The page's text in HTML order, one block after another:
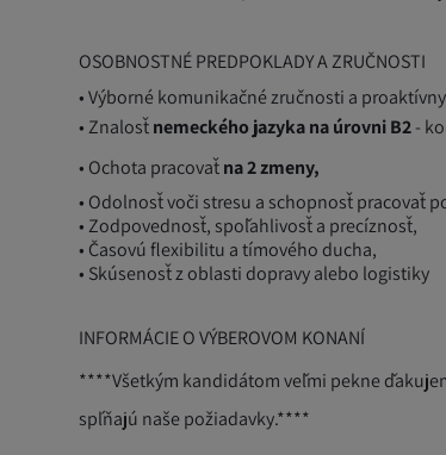
OSOBNOSTNÉ PREDPOKLADY A ZRUČNOSTI
• Výborné komunikačné zručnosti a
• Znalosťnemeckého jazyka na úrovni B2-
• Ochota pracovaťna 2 zmeny,
• Odolnosť voči stresu a schopnosť pracovať
• Zodpovednosť, spoľahlivosť a precíznosť,
• Časovú flexibilitu a tímového ducha,
• Skúsenosť z oblasti dopravy alebo logistiky
INFORMÁCIE O VÝBEROVOM KONANÍ
****Všetkým kandidátom veľmi pekne
spĺňajú naše požiadavky.****